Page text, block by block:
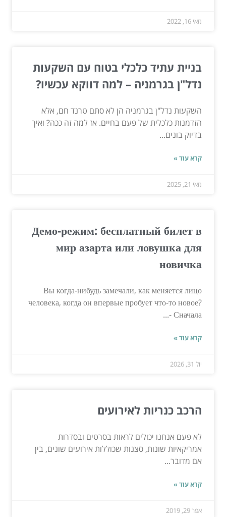
מאי 16, 2022
בניית עתיד כלכלי בטוח עם השקעות
נדל"ן בגרמניה – למה דווקא עכשיו?
השקעות נדל"ן בגרמניה הן לא סתם טרנד חם, אלא
הזדמנות כלכלית של פעם בחיים. אז למה זה ככה? ואיך
בדיוק בונים...
קרא עוד »
מאי 21, 2025
Демо-режим: бесплатный билет в
мир азарта или ловушка для
новичка
Вы когда-нибудь замечали, как меняется лицо
человека, когда он впервые пробует что-то новое?
Сначала -...
קרא עוד »
יול 31, 2026
הרכב כנריות לאירועים
לא פעם אנחנו יכולים לראות בסרטים ובסדרות
אמריקאיות שונות, סצנות שכוללות אירועים שונים, בין
אם מדובר...
קרא עוד »
אפר 29, 2019